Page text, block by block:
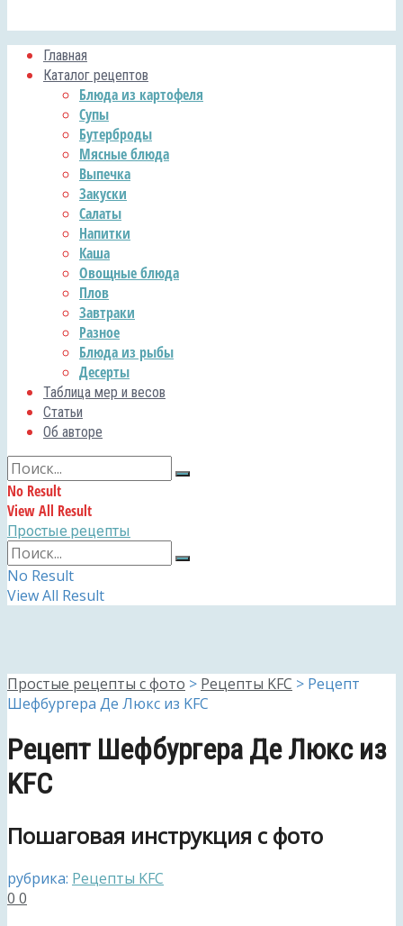
Главная
Каталог рецептов
Блюда из картофеля
Супы
Бутерброды
Мясные блюда
Выпечка
Закуски
Салаты
Напитки
Каша
Овощные блюда
Плов
Завтраки
Разное
Блюда из рыбы
Десерты
Таблица мер и весов
Статьи
Об авторе
No Result
View All Result
Простые рецепты
No Result
View All Result
Простые рецепты с фото > Рецепты KFC > Рецепт
Шефбургера Де Люкс из KFC
Рецепт Шефбургера Де Люкс из
KFC
Пошаговая инструкция с фото
рубрика: Рецепты KFC
0 0